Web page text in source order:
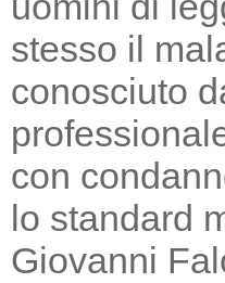
stesso il
conosciuto
con
lo standard
Giovanni